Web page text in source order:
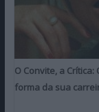
O Convite, a
forma da sua